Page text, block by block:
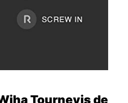
Tournevis de